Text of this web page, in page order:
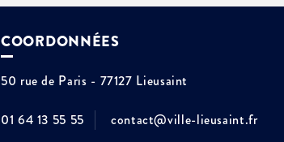
COORDONNÉES
50 rue de Paris - 77127 Lieusaint
01 64 13 55 55 contact@ville-lieusaint.fr